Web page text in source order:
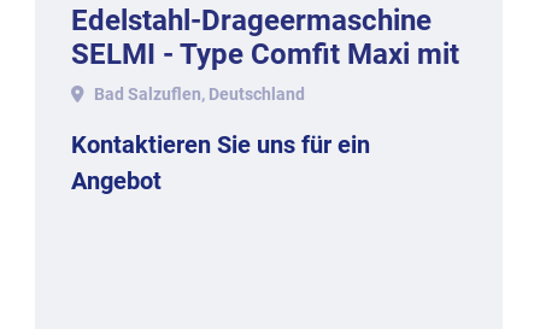
Edelstahl-Drageermaschine
SELMI - Type Comfit Maxi mit
ca. 50-60 kg. Inhalt, 2017.
Bad Salzuflen, Deutschland
Kontaktieren Sie uns für ein
Angebot